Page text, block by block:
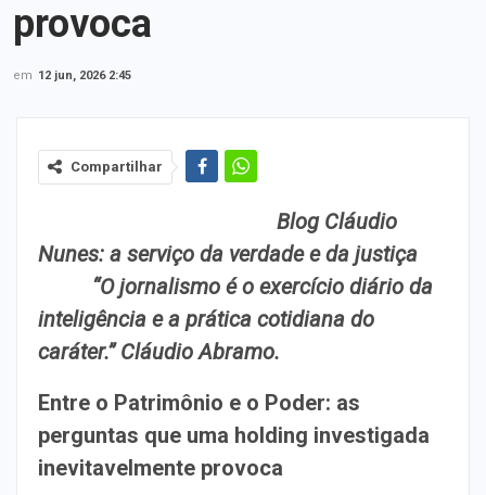
provoca
em 12 jun, 2026 2:45
Compartilhar
Blog Cláudio
Nunes: a serviço da verdade e da justiça
“O jornalismo é o exercício diário da
inteligência e a prática cotidiana do
caráter.” Cláudio Abramo.
Entre o Patrimônio e o Poder: as
perguntas que uma holding investigada
inevitavelmente provoca